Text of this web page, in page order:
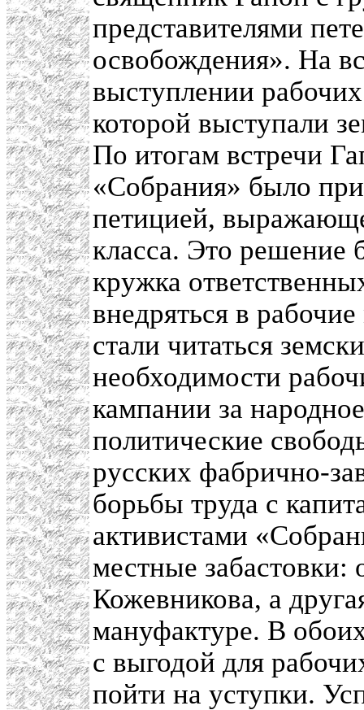
представителями
освобождения». На
выступлении
которой выступали
По итогам встречи
«Собрания» было
петицией,
класса. Это решение
кружка
внедряться в
стали читаться
необходимости
кампании за
политические
русских фабрично-
борьбы труда с
активистами
местные
Кожевникова, а
мануфактуре. В
с выгодой для
пойти на уступки.